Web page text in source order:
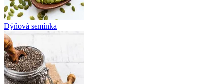
Dýňová semínka